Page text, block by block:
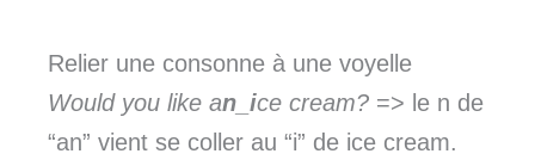
Relier une consonne à une voyelle
Would you like an_ice cream? => le n de
“an” vient se coller au “i” de ice cream.